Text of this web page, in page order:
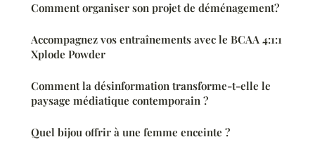
Comment organiser son projet de déménagement?
Accompagnez vos entraînements avec le BCAA 4:1:1
Xplode Powder
Comment la désinformation transforme-t-elle le
paysage médiatique contemporain ?
Quel bijou offrir à une femme enceinte ?